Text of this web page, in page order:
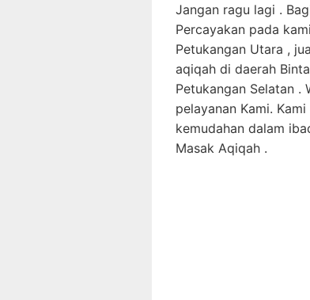
Jangan ragu lagi .
Percayakan pada
Petukangan Utara ,
aqiqah di daerah
Petukangan Selatan .
pelayanan Kami.
kemudahan dalam
Masak Aqiqah .